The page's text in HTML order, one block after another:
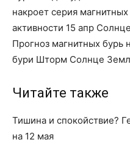
накроет серия
активности 15 апр
Прогноз магнитных бурь
бури Шторм Солнце
Читайте также
Тишина и спокойствие?
на 12 мая